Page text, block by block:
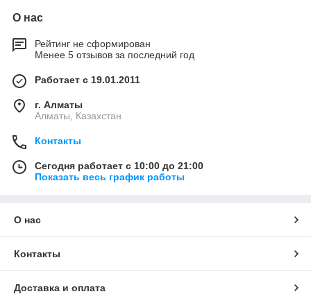
О нас
Рейтинг не сформирован
Менее 5 отзывов за последний год
Работает с 19.01.2011
г. Алматы
Алматы, Казахстан
Контакты
Сегодня работает с 10:00 до 21:00
Показать весь график работы
О нас
Контакты
Доставка и оплата